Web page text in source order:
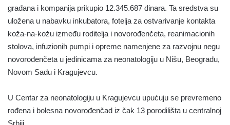
građana i kompanija prikupio 12.345.687 dinara. Ta sredstva su
uložena u nabavku inkubatora, fotelja za ostvarivanje kontakta
koža-na-kožu između roditelja i novorođenčeta, reanimacionih
stolova, infuzionih pumpi i opreme namenjene za razvojnu negu
novorođenčeta u jedinicama za neonatologiju u Nišu, Beogradu,
Novom Sadu i Kragujevcu.
U Centar za neonatologiju u Kragujevcu upućuju se prevremeno
rođena i bolesna novorođenčad iz čak 13 porodilišta u centralnoj
Srbiji.